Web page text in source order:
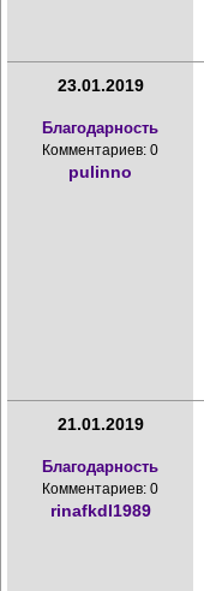
23.01.2019
Благодарность
Комментариев: 0
pulinno
21.01.2019
Благодарность
Комментариев: 0
rinafkdl1989